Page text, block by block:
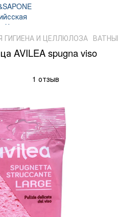
ГИГИЕНА И ЦЕЛЛЮЛОЗА
AVILEA spugna viso
1 отзыв